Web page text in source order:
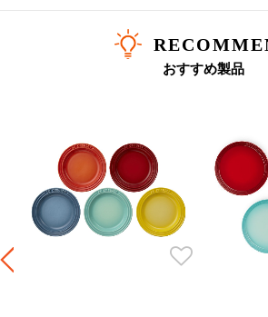
おすすめ製品